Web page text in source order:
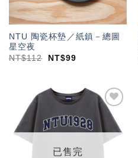
NTU 陶瓷杯墊／紙鎮－總圖
星空夜
NT$112 NT$99
加入
「願
望輕
單」
已售完